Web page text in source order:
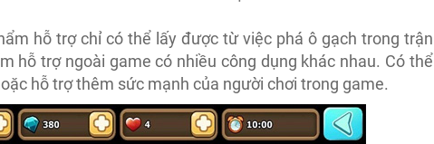
hỗ trợ chỉ có thể lấy được từ việc phá ô gạch trong trận
hỗ trợ ngoài game có nhiều công dụng khác nhau. Có thể
hỗ trợ thêm sức mạnh của người chơi trong game.